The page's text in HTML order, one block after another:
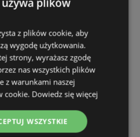
w Police
z plików cookie, aby
wygodę użytkowania.
strony, wyrażasz zgodę
nas wszystkich plików
z warunkami naszej
cookie. Dowiedz się więcej
WSZYSTKIE